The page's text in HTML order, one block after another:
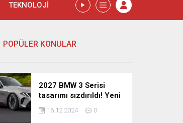
TEKNOLOJİ
POPÜLER KONULAR
2027 BMW 3 Serisi
tasarımı sızdırıldı! Yeni
nesil sedan’dan
şaşırtıcı yenilikler!
16.12.2024 0